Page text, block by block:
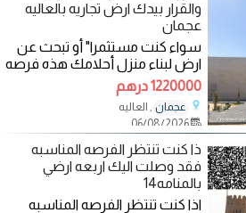
والقرار بيدك ارض تجاريه بالعاليه
عجمان
سواء كنت مستثمرا" أو تبحث عن
ارض لبناء منزل أحلامك هذه فرصه
محدوده والقرار بيدك نحن لانبيع لك
بل
1220000 درهم
عجمان , العاليه
06/08/2026
ذا كنت تنتظر الفرصه المناسبه
فقد وصلت اليك اربعه ارضي
بالمنامه14
اذا كنت تنتظر الفرصه المناسبه